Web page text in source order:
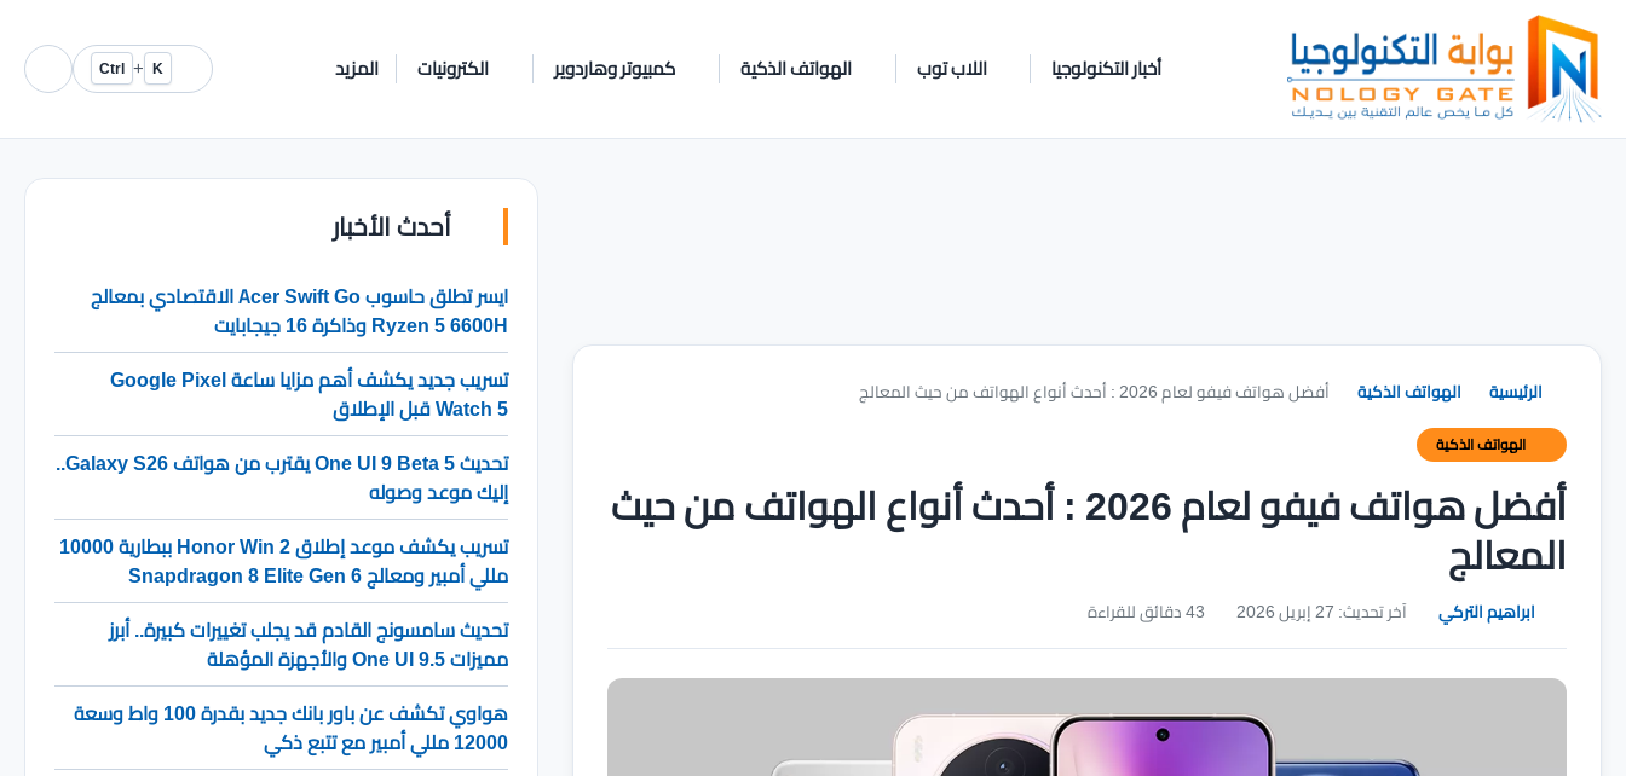
أخبار التكنولوجيا اللاب توب الهواتف الذكية كمبيوتر وهاردوير الكترونيات المزيد K
+
Ctrl
الرئيسية الهواتف الذكية أفضل هواتف فيفو لعام 2026 : أحدث أنواع الهواتف من حيث المعالج
الهواتف الذكية
أفضل هواتف فيفو لعام 2026 : أحدث أنواع الهواتف من حيث
المعالج
ابراهيم التركي آخر تحديث: 27 إبريل 2026
أحدث الأخبار
ايسر تطلق حاسوب Acer Swift Go الاقتصادي بمعالج
Ryzen 5 6600H وذاكرة 16 جيجابايت
تسريب جديد يكشف أهم مزايا ساعة Google Pixel
Watch 5 قبل الإطلاق
تحديث One UI 9 Beta 5 يقترب من هواتف Galaxy S26..
إليك موعد وصوله
تسريب يكشف موعد إطلاق Honor Win 2 ببطارية 10000
مللي أمبير ومعالج Snapdragon 8 Elite Gen 6
تحديث سامسونج القادم قد يجلب تغييرات كبيرة.. أبرز
مميزات One UI 9.5 والأجهزة المؤهلة
هواوي تكشف عن باور بانك جديد بقدرة 100 واط وسعة
12000 مللي أمبير مع تتبع ذكي